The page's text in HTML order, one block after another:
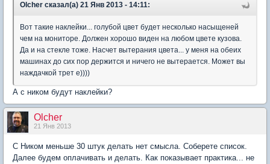
Olcher сказал(а) 21 Янв 2013 - 14:11:
Вот такие наклейки... голубой цвет будет несколько насыщеней
чем на мониторе. Должен хорошо виден на любом цвете кузова.
Да и на стекле тоже. Насчет вытерания цвета... у меня на обеих
машинах до сих пор держится и ничего не вытерается. Может вы
наждачкой трет е))))
А с ником будут наклейки?
Olcher
21 Янв 2013
С Ником меньше 30 штук делать нет смысла. Соберете список.
Далее будем оплачивать и делать. Как показывает практика... не